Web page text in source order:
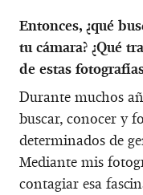
Entonces, ¿qué
tu cámara? ¿Qué
de estas
Durante muchos
buscar, conocer y
determinados de
Mediante mis
contagiar esa